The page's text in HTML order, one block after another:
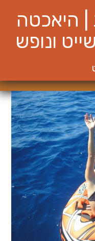
היאכטה
ונופש